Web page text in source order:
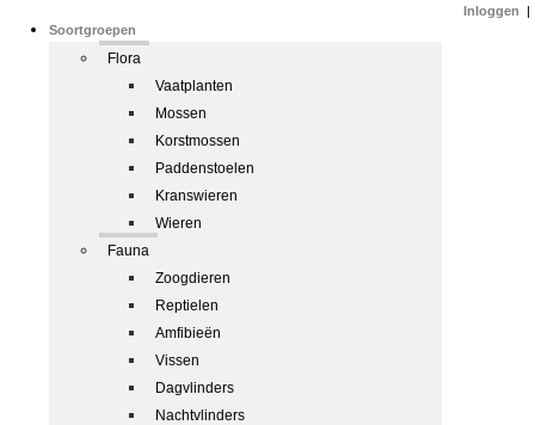
Soortgroepen
Flora
Vaatplanten
Mossen
Korstmossen
Paddenstoelen
Kranswieren
Wieren
Fauna
Zoogdieren
Reptielen
Amfibieën
Vissen
Dagvlinders
Nachtvlinders
Inloggen |